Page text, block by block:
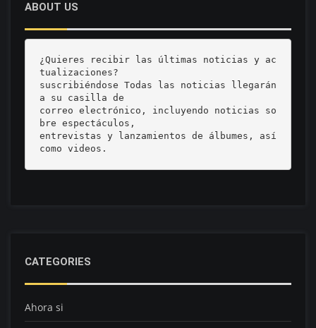
ABOUT US
¿Quieres recibir las últimas noticias y ac
tualizaciones?
suscribiéndose Todas las noticias llegarán
a su casilla de
correo electrónico, incluyendo noticias so
bre espectáculos,
entrevistas y lanzamientos de álbumes, así
como videos.
CATEGORIES
Ahora si